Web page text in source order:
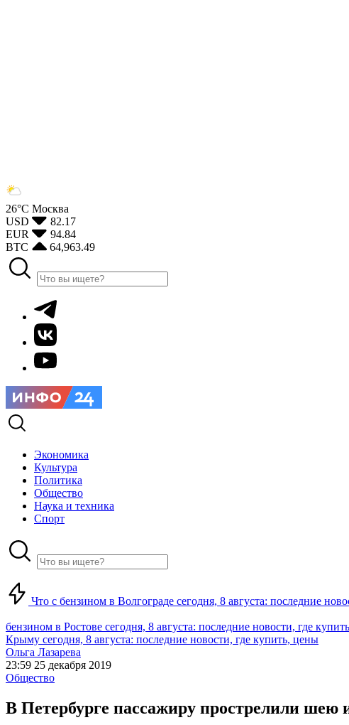
26°С Москва
USD
82.17
EUR
94.84
BTC
64,963.49
Экономика
Культура
Политика
Общество
Наука и техника
Спорт
Что с бензином в Волгограде сегодня, 8 августа: последние
бензином в Ростове сегодня, 8 августа: последние новости, где
Крыму сегодня, 8 августа: последние новости, где купить, цены
Ольга Лазарева
23:59 25 декабря 2019
Общество
В Петербурге пассажиру прострелили шею